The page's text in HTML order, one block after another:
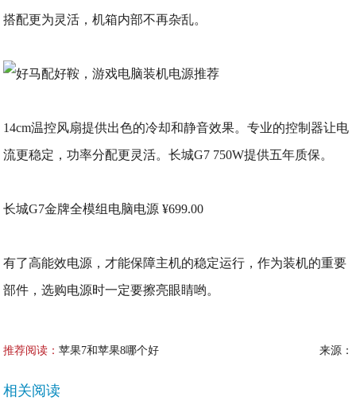
搭配更为灵活，机箱内部不再杂乱。
14cm温控风扇提供出色的冷却和静音效果。专业的控制器让电
流更稳定，功率分配更灵活。长城G7 750W提供五年质保。
长城G7金牌全模组电脑电源 ¥699.00
有了高能效电源，才能保障主机的稳定运行，作为装机的重要
部件，选购电源时一定要擦亮眼睛哟。
推荐阅读：苹果7和苹果8哪个好 来源：
相关阅读